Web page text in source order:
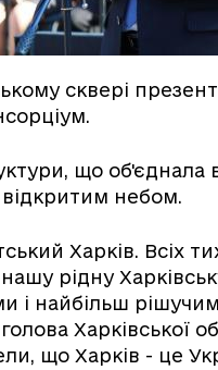
сквері
що об'єднала
відкритим небом.
Харків. Всіх
рідну
і найбільш
Харківської
що Харків - це